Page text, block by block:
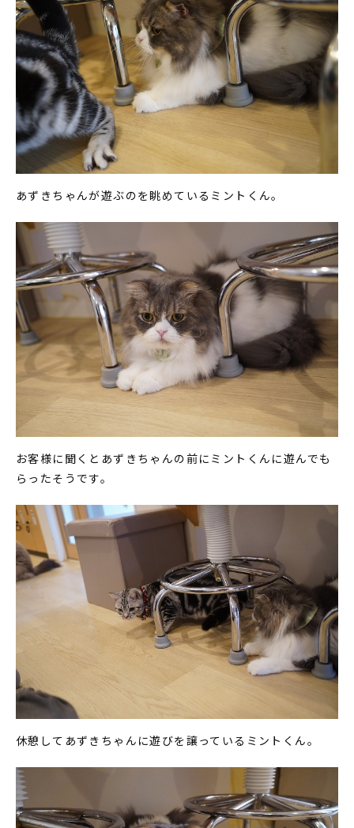
あずきちゃんが遊ぶのを眺めているミントくん。
お客様に聞くとあずきちゃんの前にミントくんに遊んでも
らったそうです。
休憩してあずきちゃんに遊びを譲っているミントくん。